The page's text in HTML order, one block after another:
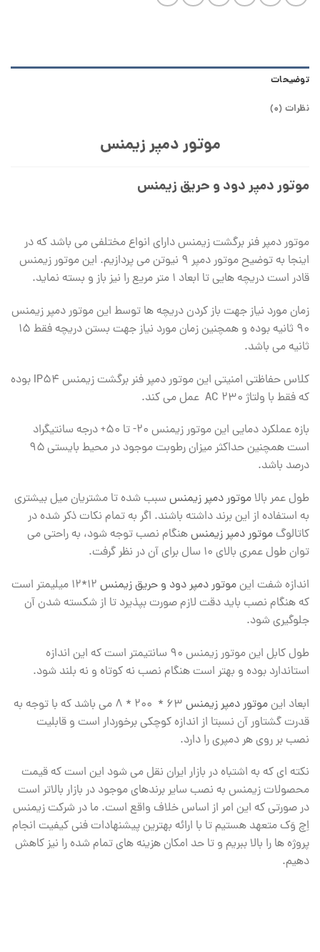
توضیحات
نظرات (0)
موتور دمپر زیمنس
موتور دمپر دود و حریق زیمنس
موتور دمپر فنر برگشت زیمنس دارای انواع مختلفی می باشد که در
اینجا به توضیح موتور دمپر ۹ نیوتن می پردازیم. این موتور زیمنس
قادر است دریچه هایی تا ابعاد ۱ متر مریع را نیز باز و بسته نماید.
زمان مورد نیاز جهت باز کردن دریچه ها توسط این موتور دمپر زیمنس
۹۰ ثانیه بوده و همچنین زمان مورد نیاز جهت بستن دریچه فقط ۱۵
ثانیه می باشد.
کلاس حفاظتی امنیتی این موتور دمپر فنر برگشت زیمنس IP54 بوده
که فقط با ولتاژ AC 230 عمل می کند.
بازه عملکرد دمایی این موتور زیمنس ۲۰- تا ۵۰+ درجه سانتیگراد
است همچنین حداکثر میزان رطوبت موجود در محیط بایستی ۹۵
درصد باشد.
طول عمر بالا موتور دمپر زیمنسسبب شده تا مشتریان میل بیشتری
به استفاده از این برند داشته باشند. اگر به تمام نکات ذکر شده در
کاتالوگ موتور دمپر زیمنسهنگام نصب توجه شود، به راحتی می
توان طول عمری بالای ۱۰ سال برای آن در نظر گرفت.
اندازه شفت این موتور دمپر دود و حریق زیمنس
۱۲*۱۲ میلیمتر است
که هنگام نصب باید دقت لازم صورت بپذیرد تا از شکسته شدن آن
جلوگیری شود.
طول کابل این موتور زیمنس ۹۰ سانتیمتر است که این اندازه
استاندارد بوده و بهتر است هنگام نصب نه کوتاه و نه بلند شود.
ابعاد این موتور دمپر زیمنس
۶۳ * ۲۰۰ * ۸ می باشد که با توجه به
قدرت گشتاور آن نسبتا از اندازه کوچکی برخوردار است و قابلیت
نصب بر روی هر دمپری را دارد.
نکته ای که به اشتباه در بازار ایران نقل می شود این است که قیمت
محصولات زیمنس به نصب سایر برندهای موجود در بازار بالاتر است
در صورتی که این امر از اساس خلاف واقع است. ما در شرکت زیمنس
اِچ وَک متعهد هستیم تا با ارائه بهترین پیشنهادات فنی کیفیت انجام
پروژه ها را بالا ببریم و تا حد امکان هزینه های تمام شده را نیز کاهش
دهیم.